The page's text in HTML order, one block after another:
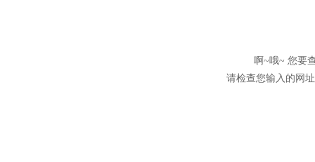
啊~哦~ 您要
请检查您输入的网